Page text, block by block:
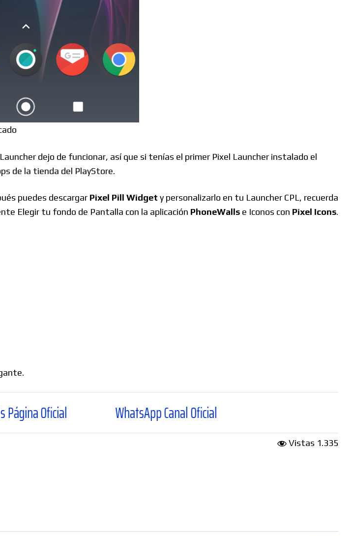
dejo de funcionar, así que si tenías el primer Pixel Launcher instalado el
de la tienda del PlayStore.
puedes descargar Pixel Pill Widget y personalizarlo en tu Launcher CPL, recuerda
Elegir tu fondo de Pantalla con la aplicación PhoneWalls e Iconos con Pixel Icons.
WhatsApp Canal Oficial
Vistas 1.335